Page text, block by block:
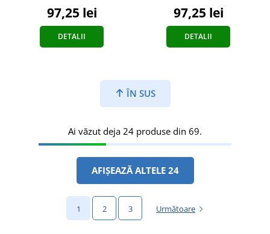
97,25 lei
DETALII
97,25 lei
DETALII
ÎN SUS
Ai văzut deja 24 produse din 69.
AFIȘEAZĂ ALTELE 24
1 2 3 Următoare